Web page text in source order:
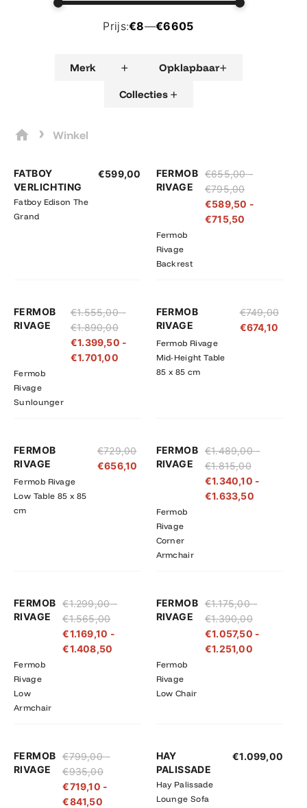
Prijs:€8—€6605
Merk + Opklapbaar+
Collecties +
› Winkel
FATBOY
VERLICHTING
Fatboy Edison The
Grand
€599,00
FERMOB
RIVAGE
Fermob
Rivage
Backrest
€655,00 -
€795,00
€655,00
tot
€795,00
€589,50 -
€715,50
€589,50
tot
€715,50
FERMOB
RIVAGE
Fermob
Rivage
Sunlounger
€1.555,00 -
€1.890,00
€1.555,00
tot
€1.890,00
€1.399,50 -
€1.701,00
€1.399,50
tot
€1.701,00
FERMOB
RIVAGE
Fermob Rivage
Mid-Height Table
85 x 85 cm
€749,00
€674,10
FERMOB
RIVAGE
Fermob Rivage
Low Table 85 x 85
cm
€729,00
€656,10
FERMOB
RIVAGE
Fermob
Rivage
Corner
Armchair
€1.489,00 -
€1.815,00
€1.489,00
tot
€1.815,00
€1.340,10 -
€1.633,50
€1.340,10
€1.633,50
FERMOB
RIVAGE
Fermob
Rivage
Low
Armchair
€1.299,00 -
€1.565,00
€1.299,00
tot
€1.565,00
€1.169,10 -
€1.408,50
€1.169,10
€1.408,50
FERMOB
RIVAGE
Fermob
Rivage
Low Chair
€1.175,00 -
€1.390,00
€1.175,00
tot
€1.390,00
€1.057,50 -
€1.251,00
€1.057,50
tot
€1.251,00
FERMOB
RIVAGE
€799,00 -
€935,00
€799,00
tot
€935,00
€719,10 -
€841,50
€719,10
tot
€841,50
HAY
PALISSADE
Hay Palissade
Lounge Sofa
€1.099,00